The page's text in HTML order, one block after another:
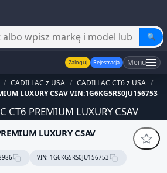
🔍
Zaloguj Rejestracja Menu
/ CADILLAC z USA / CADILLAC CT6 z USA /
LUXURY CSAV VIN:1G6KG5RS0JU156753
CT6 PREMIUM LUXURY CSAV
LUXURY CSAV
VIN: 1G6KG5RS0JU156753